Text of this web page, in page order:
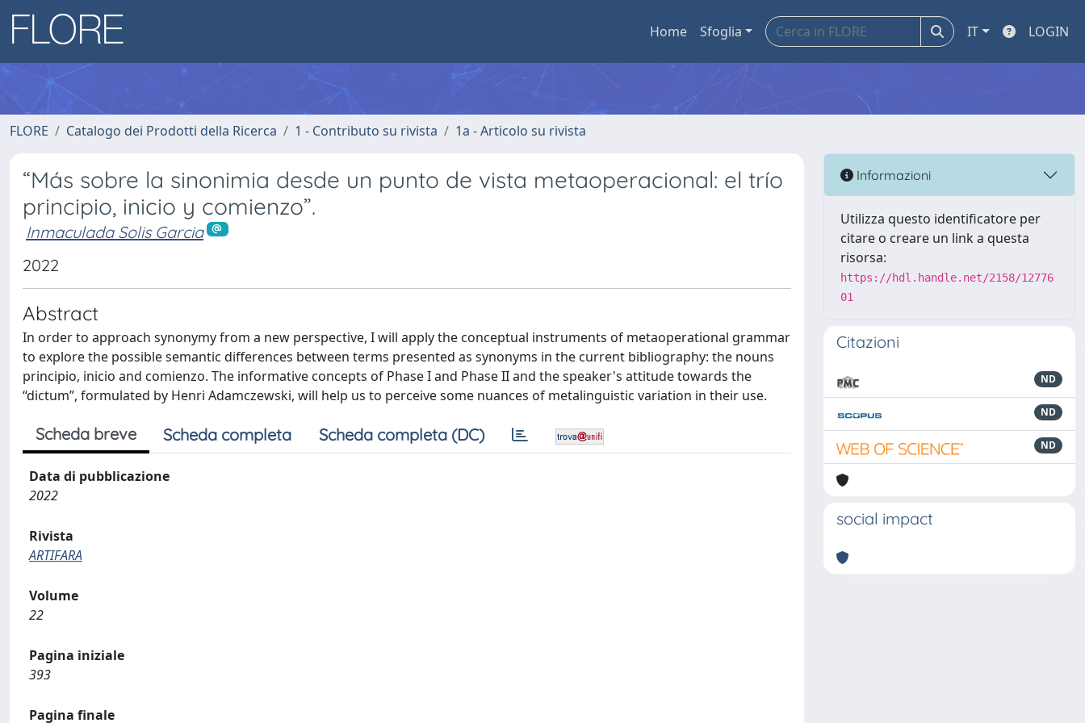
Home Sfoglia IT LOGIN
FLORE Catalogo dei Prodotti della Ricerca 1 - Contributo su rivista 1a - Articolo su rivista
“Más sobre la sinonimia desde un punto de vista metaoperacional: el trío
principio, inicio y comienzo”.
Inmaculada Solis Garcia
2022
Abstract
In order to approach synonymy from a new perspective, I will apply the conceptual instruments of metaoperational grammar
to explore the possible semantic differences between terms presented as synonyms in the current bibliography: the nouns
principio, inicio and comienzo. The informative concepts of Phase I and Phase II and the speaker's attitude towards the
“dictum”, formulated by Henri Adamczewski, will help us to perceive some nuances of metalinguistic variation in their use.
Scheda breve Scheda completa Scheda completa (DC)
Data di pubblicazione
2022
Rivista
ARTIFARA
Volume
22
Pagina iniziale
393
Pagina finale
Informazioni
Utilizza questo identificatore per
citare o creare un link a questa
risorsa:
https://hdl.handle.net/2158/12776
01
Citazioni
ND
ND
ND
social impact